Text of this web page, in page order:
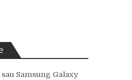
Samsung Galaxy